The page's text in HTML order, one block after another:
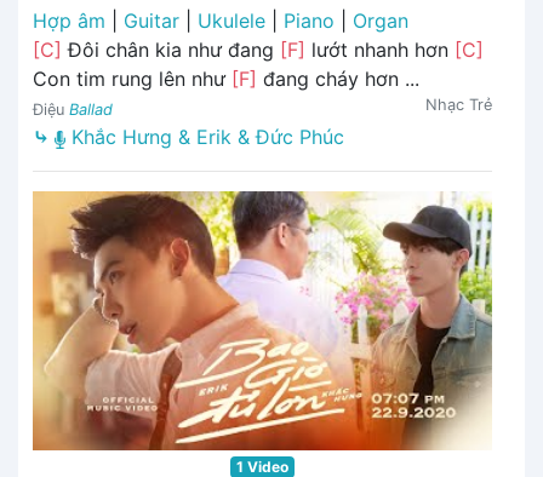
Hợp âm
Guitar Ukulele Piano
Organ
[C] Đôi chân kia như đang [F] lướt nhanh hơn [C]
Con tim rung lên như [F] đang cháy hơn ...
Điệu Ballad Nhạc Trẻ
⤷ Khắc Hưng & Erik & Đức Phúc
1 Video